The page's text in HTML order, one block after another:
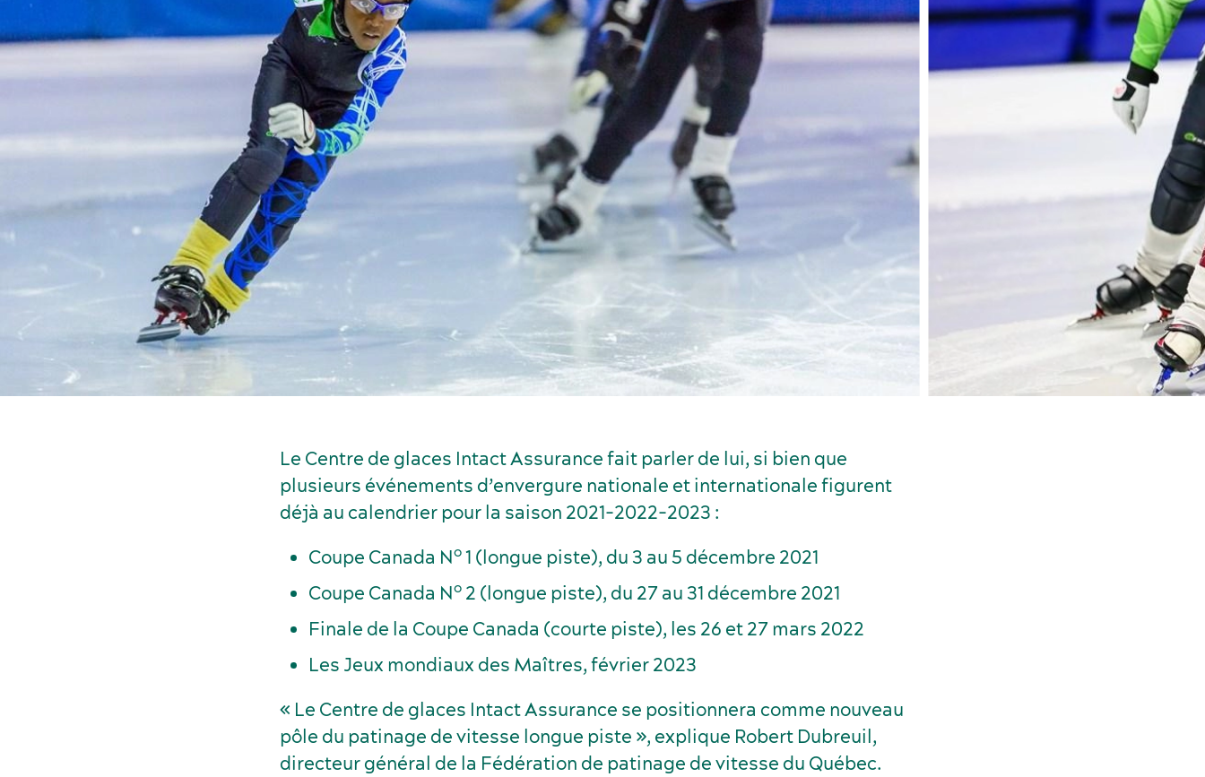
Le Centre de glaces Intact Assurance fait parler de lui, si bien que
plusieurs événements d’envergure nationale et internationale figurent
déjà au calendrier pour la saison 2021-2022-2023 :
Coupe Canada No 1 (longue piste), du 3 au 5 décembre 2021
Coupe Canada No 2 (longue piste), du 27 au 31 décembre 2021
Finale de la Coupe Canada (courte piste), les 26 et 27 mars 2022
Les Jeux mondiaux des Maîtres, février 2023
« Le Centre de glaces Intact Assurance se positionnera comme nouveau
pôle du patinage de vitesse longue piste », explique Robert Dubreuil,
directeur général de la Fédération de patinage de vitesse du Québec.